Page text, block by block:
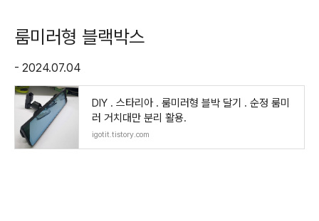
룸미러형 블랙박스
- 2024.07.04
DIY . 스타리아 . 룸미러형 블박 달기 . 순정 룸미
러 거치대만 분리 활용.
igotit.tistory.com